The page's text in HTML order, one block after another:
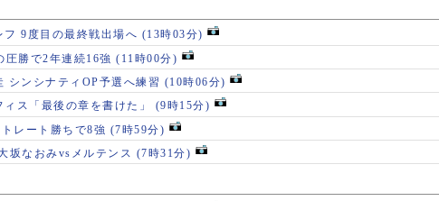
フ 9度目の最終戦出場へ (13時03分)
圧勝で2年連続16強 (11時00分)
シンシナティOP予選へ練習 (10時06分)
ィス「最後の章を書けた」 (9時15分)
レート勝ちで8強 (7時59分)
坂なおみvsメルテンス (7時31分)